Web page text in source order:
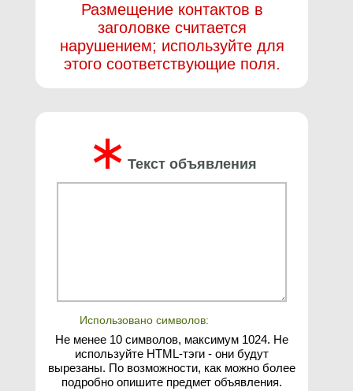
Размещение контактов в
заголовке считается
нарушением; используйте для
этого соответствующие поля.
∗ Текст объявления
Использовано символов:
Не менее 10 символов, максимум 1024. Не
используйте HTML-тэги - они будут
вырезаны. По возможности, как можно более
подробно опишите предмет объявления.